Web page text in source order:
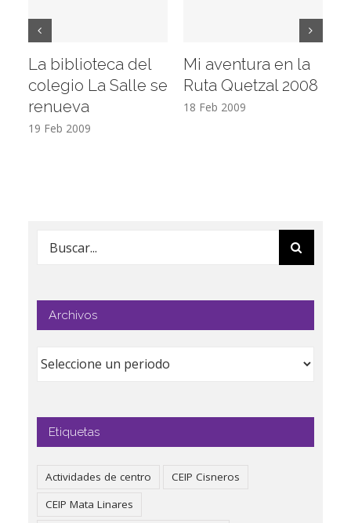
La biblioteca del
colegio La Salle se
renueva
19 Feb 2009
Mi aventura en la
Ruta Quetzal 2008
18 Feb 2009
Buscar:
Archivos
Etiquetas
Actividades de centro
CEIP Cisneros
CEIP Mata Linares